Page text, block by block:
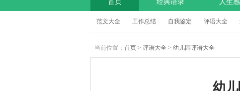
范文大全 工作总结 自我鉴定 评语大全
当前位置： 首页> 评语大全 > 幼儿园评语大全
幼